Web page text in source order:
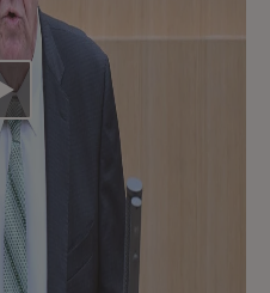
Video abspielen